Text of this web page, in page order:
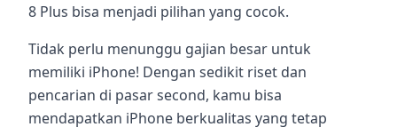
8 Plus bisa menjadi pilihan yang cocok.
Tidak perlu menunggu gajian besar untuk
memiliki iPhone! Dengan sedikit riset dan
pencarian di pasar second, kamu bisa
mendapatkan iPhone berkualitas yang tetap